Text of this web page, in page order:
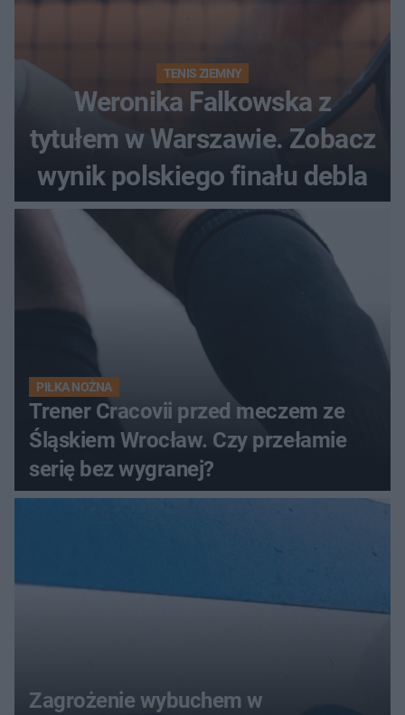
TENIS ZIEMNY
Weronika Falkowska z
tytułem w Warszawie. Zobacz
wynik polskiego finału debla
PIŁKA NOŻNA
Trener Cracovii przed meczem ze
Śląskiem Wrocław. Czy przełamie
serię bez wygranej?
Zagrożenie wybuchem w